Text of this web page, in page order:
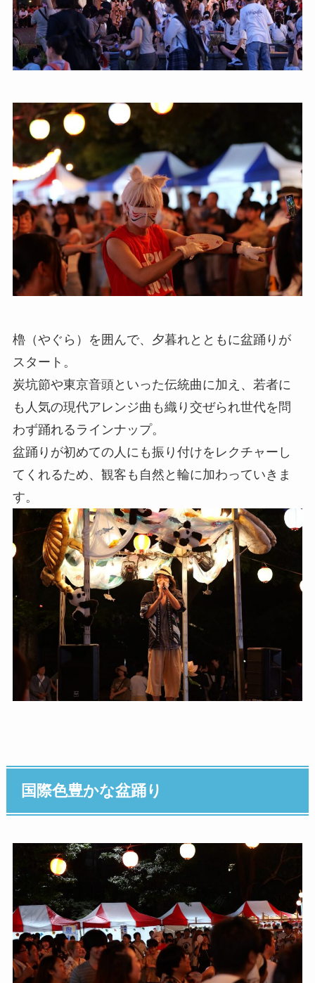
櫓（やぐら）を囲んで、夕暮れとともに盆踊りが
スタート。
炭坑節や東京音頭といった伝統曲に加え、若者に
も人気の現代アレンジ曲も織り交ぜられ世代を問
わず踊れるラインナップ。
盆踊りが初めての人にも振り付けをレクチャーし
てくれるため、観客も自然と輪に加わっていきま
す。
国際色豊かな盆踊り